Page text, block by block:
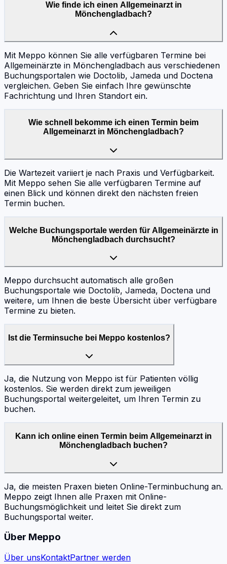
Wie finde ich einen Allgemeinarzt in
Mönchengladbach?
Mit Meppo können Sie alle verfügbaren Termine bei
Allgemeinärzte in Mönchengladbach aus verschiedenen
Buchungsportalen wie Doctolib, Jameda und Doctena
vergleichen. Geben Sie einfach Ihre gewünschte
Fachrichtung und Ihren Standort ein.
Wie schnell bekomme ich einen Termin beim
Allgemeinarzt in Mönchengladbach?
Die Wartezeit variiert je nach Praxis und Verfügbarkeit.
Mit Meppo sehen Sie alle verfügbaren Termine auf
einen Blick und können direkt den nächsten freien
Termin buchen.
Welche Buchungsportale werden für Allgemeinärzte in
Mönchengladbach durchsucht?
Meppo durchsucht automatisch alle großen
Buchungsportale wie Doctolib, Jameda, Doctena und
weitere, um Ihnen die beste Übersicht über verfügbare
Termine zu bieten.
Ist die Terminsuche bei Meppo kostenlos?
Ja, die Nutzung von Meppo ist für Patienten völlig
kostenlos. Sie werden direkt zum jeweiligen
Buchungsportal weitergeleitet, um Ihren Termin zu
buchen.
Kann ich online einen Termin beim Allgemeinarzt in
Mönchengladbach buchen?
Ja, die meisten Praxen bieten Online-Terminbuchung an.
Meppo zeigt Ihnen alle Praxen mit Online-
Buchungsmöglichkeit und leitet Sie direkt zum
Buchungsportal weiter.
Über Meppo
Über unsKontaktPartner werden